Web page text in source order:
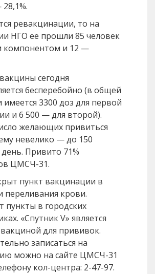
ревакцинации, то на
НГО ее прошли 85 человек
и 12 —
сегодня
бесперебойно (в общей
имеется 3300 доз для первой
и 6 500 — для второй).
желающих привиться
невелико — до 150
Привито 71%
ЦМСЧ-31.
пункт вакцинации в
переливания крови.
пункты в городских
«Спутник V» является
для прививок.
записаться на
можно на сайте ЦМСЧ-31
кол-центра: 2-47-97.